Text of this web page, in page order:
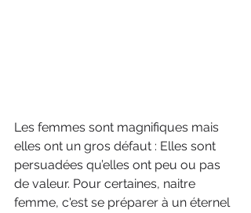
Les femmes sont magnifiques mais
elles ont un gros défaut : Elles sont
persuadées qu’elles ont peu ou pas
de valeur. Pour certaines, naitre
femme, c'est se préparer à un éternel